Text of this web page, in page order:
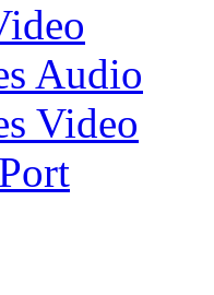
Audio
Video